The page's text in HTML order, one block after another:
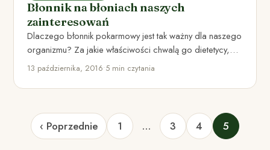
Błonnik na błoniach naszych
zainteresowań
Dlaczego błonnik pokarmowy jest tak ważny dla naszego
organizmu? Za jakie właściwości chwalą go dietetycy,
oraz jak wygląda…
13 października, 2016•5 min czytania
‹ Poprzednie 1 … 3 4 5